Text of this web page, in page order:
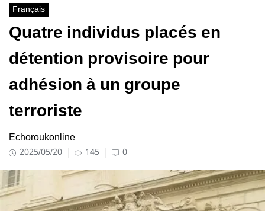
Français
Quatre individus placés en
détention provisoire pour
adhésion à un groupe
terroriste
Echoroukonline
2025/05/20 145 0